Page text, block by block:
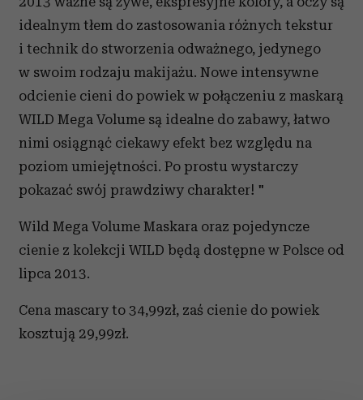
idealnym tłem do zastosowania różnych tekstur
i technik do stworzenia odważnego, jedynego
w swoim rodzaju makijażu. Nowe intensywne
odcienie cieni do powiek w połączeniu z maskarą
WILD Mega Volume są idealne do zabawy, łatwo
nimi osiągnąć ciekawy efekt bez względu na
poziom umiejętności. Po prostu wystarczy
pokazać swój prawdziwy charakter! "
Wild Mega Volume Maskara oraz pojedyncze
cienie z kolekcji WILD będą dostępne w Polsce od
lipca 2013.
Cena mascary to 34,99zł, zaś cienie do powiek
kosztują 29,99zł.